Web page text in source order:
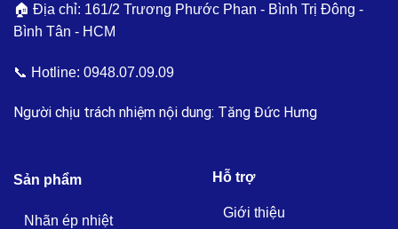
🏠 Địa chỉ: 161/2 Trương Phước Phan - Bình Trị Đông -
Bình Tân - HCM
📞 Hotline: 0948.07.09.09
Người chịu trách nhiệm nội dung: Tăng Đức Hưng
Sản phẩm
Nhãn ép nhiệt
Hỗ trợ
Giới thiệu